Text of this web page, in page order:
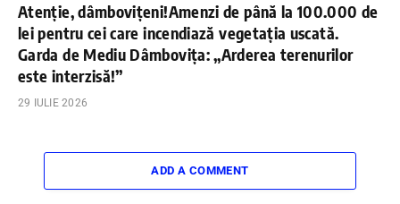
Atenție, dâmbovițeni!Amenzi de până la 100.000 de
lei pentru cei care incendiază vegetația uscată.
Garda de Mediu Dâmbovița: „Arderea terenurilor
este interzisă!”
29 IULIE 2026
ADD A COMMENT